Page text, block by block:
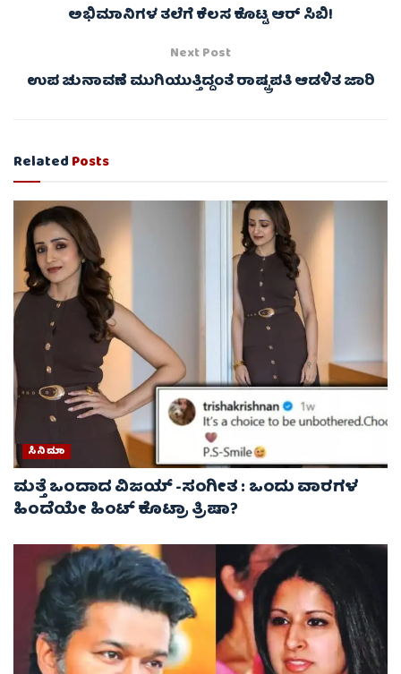
ಅಭಿಮಾನಿಗಳ ತಲೆಗೆ ಕೆಲಸ ಕೊಟ್ಟ ಆರ್ ಸಿಬಿ!
Next Post
ಉಪ ಚುನಾವಣೆ ಮುಗಿಯುತ್ತಿದ್ದಂತೆ ರಾಷ್ಟ್ರಪತಿ ಆಡಳಿತ ಜಾರಿ
RelatedPosts
ಸಿನಿಮಾ
ಮತ್ತೆ ಒಂದಾದ ವಿಜಯ್ -ಸಂಗೀತ : ಒಂದು ವಾರಗಳ
ಹಿಂದೆಯೇ ಹಿಂಟ್ ಕೊಟ್ರಾ ತ್ರಿಷಾ?